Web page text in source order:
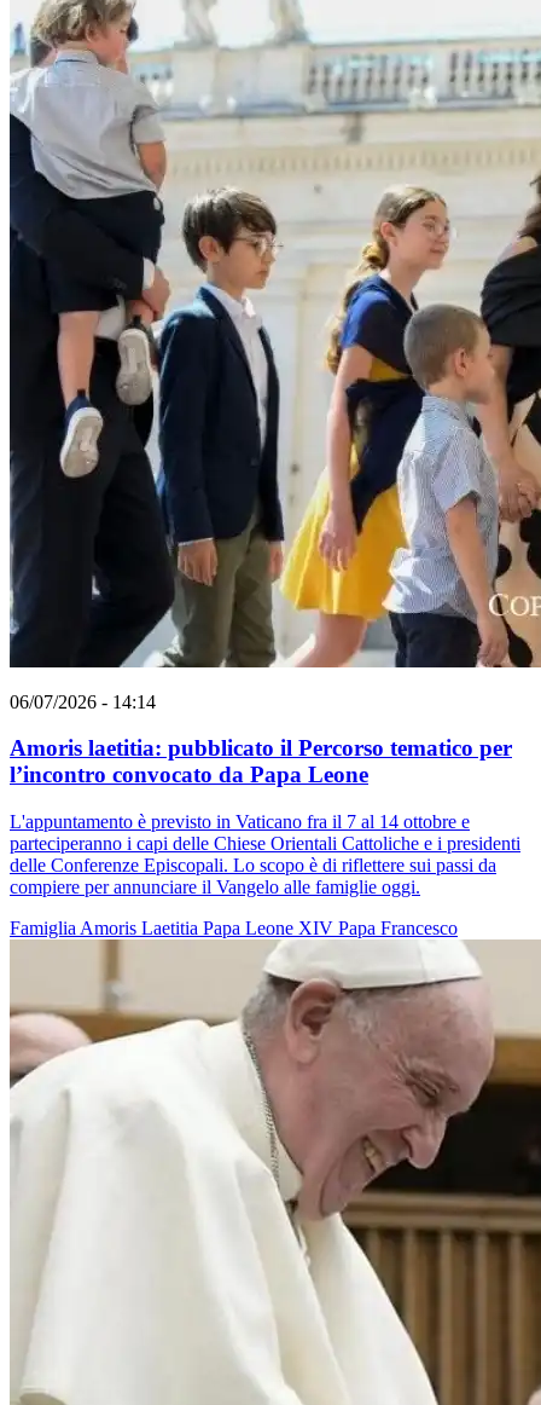
06/07/2026 - 14:14
Amoris laetitia: pubblicato il Percorso tematico per
l’incontro convocato da Papa Leone
L'appuntamento è previsto in Vaticano fra il 7 al 14 ottobre e
parteciperanno i capi delle Chiese Orientali Cattoliche e i presidenti
delle Conferenze Episcopali. Lo scopo è di riflettere sui passi da
compiere per annunciare il Vangelo alle famiglie oggi.
Famiglia Amoris Laetitia Papa Leone XIV Papa Francesco